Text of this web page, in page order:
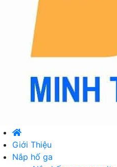
Giới Thiệu
Nắp hố ga